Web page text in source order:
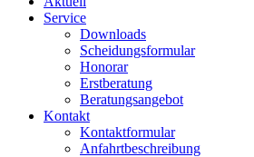
Service
Downloads
Scheidungsformular
Honorar
Erstberatung
Beratungsangebot
Kontakt
Kontaktformular
Anfahrtbeschreibung